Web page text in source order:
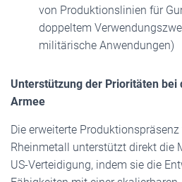
von Produktionslinien für
doppeltem
militärische Anwendungen)
Unterstützung der Prioritäten
Armee
Die erweiterte
Rheinmetall unterstützt direkt die
US-Verteidigung, indem sie die